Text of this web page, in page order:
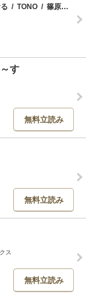
/ TONO / 篠原烏童
す
無料立読み
無料立読み
ス
無料立読み